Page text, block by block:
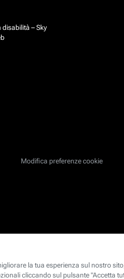
– Sky
Modifica preferenze cookie